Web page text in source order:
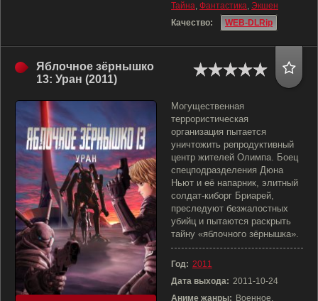
Тайна, Фантастика, Экшен
Качество:
WEB-DLRip
Яблочное зёрнышко
13: Уран (2011)
Могущественная
террористическая
организация пытается
уничтожить репродуктивный
центр жителей Олимпа. Боец
спецподразделения Дюна
Ньют и её напарник, элитный
солдат-киборг Бриарей,
преследуют безжалостных
убийц и пытаются раскрыть
тайну «яблочного зёрнышка».
Год: 2011
Дата выхода: 2011-10-24
Аниме жанры: Военное,